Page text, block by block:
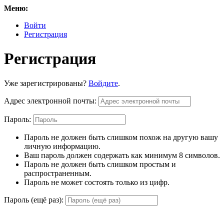
Меню:
Войти
Регистрация
Регистрация
Уже зарегистрированы? Войдите.
Адрес электронной почты:
Пароль:
Пароль не должен быть слишком похож на другую вашу
личную информацию.
Ваш пароль должен содержать как минимум 8 символов.
Пароль не должен быть слишком простым и
распространенным.
Пароль не может состоять только из цифр.
Пароль (ещё раз):